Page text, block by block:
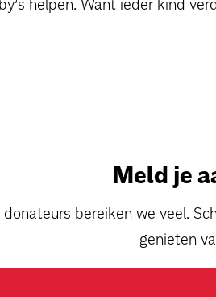
Meld je
bereiken we veel.
genieten